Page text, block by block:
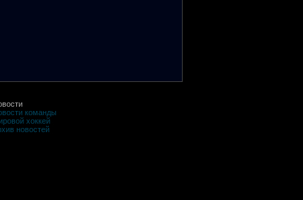
команды
хоккей
новостей